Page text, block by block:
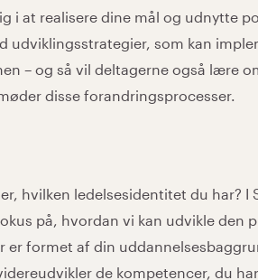
i at realisere dine mål og udnytte
udviklingsstrategier, som kan
– og så vil deltagerne også lære
disse forandringsprocesser.